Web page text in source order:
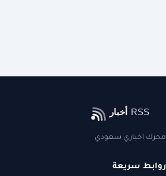
محرك اخباري سعودي
روابط سريعة